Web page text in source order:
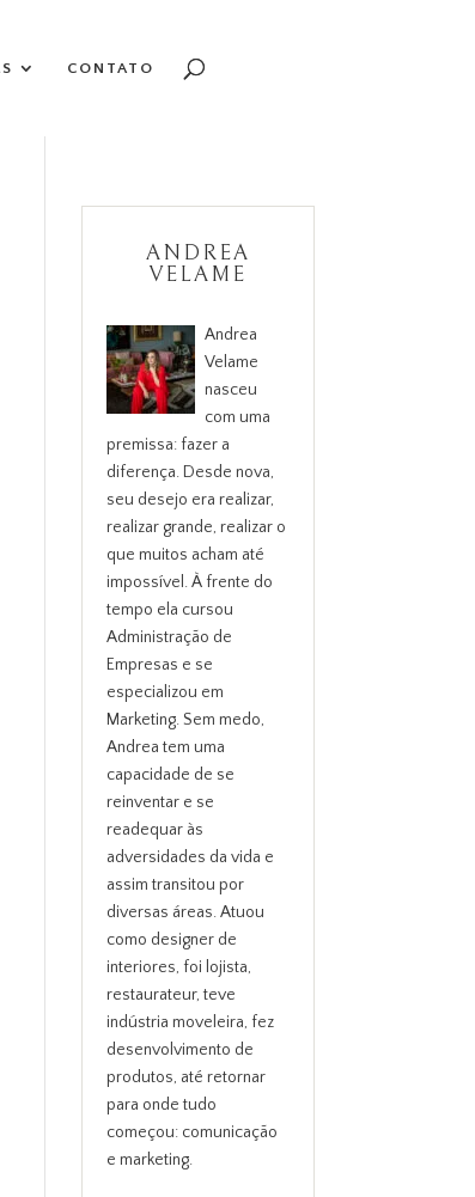
CONTATO
ANDREA
VELAME
Andrea
Velame
nasceu
com uma
premissa: fazer a
diferença. Desde nova,
seu desejo era realizar,
realizar grande, realizar o
que muitos acham até
impossível. À frente do
tempo ela cursou
Administração de
Empresas e se
especializou em
Marketing. Sem medo,
Andrea tem uma
capacidade de se
reinventar e se
readequar às
adversidades da vida e
assim transitou por
diversas áreas. Atuou
como designer de
interiores, foi lojista,
restaurateur, teve
indústria moveleira, fez
desenvolvimento de
produtos, até retornar
para onde tudo
começou: comunicação
e marketing.